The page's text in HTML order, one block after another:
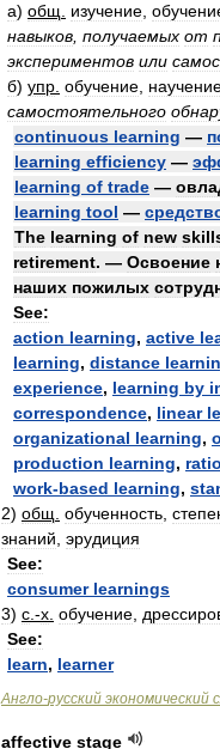
а) общ изучение
навыков получаемых от
экспериментов или
б) упр обучение
самостоятельного
continuous learning —
learning efficiency —
learning of trade —
learning tool —
The learning of new
retirement. — Освоение
наших пожилых
See:
action learning, active
learning, distance
experience, learning by
correspondence, linear
organizational learning,
production learning,
work-based learning,
2) общ обученность
знаний эрудиция
See:
consumer learnings
3) с .-х обучение
See:
learn, learner
Англо-русский экономический
affective stage